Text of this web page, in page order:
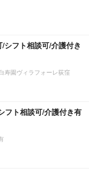
/シフト相談可/介護付き
寿園ヴィラフォーレ荻窪
フト相談可/介護付き有